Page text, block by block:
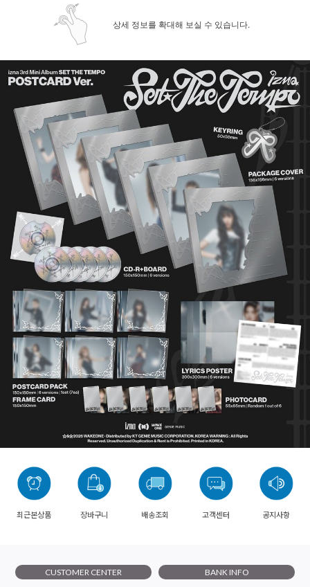
상세 정보를 확대해 보실 수 있습니다.
최근본상품 장바구니 배송조회 고객센터 공지사항
CUSTOMER CENTER BANK INFO